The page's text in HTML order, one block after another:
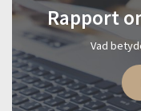
Rapport
Vad